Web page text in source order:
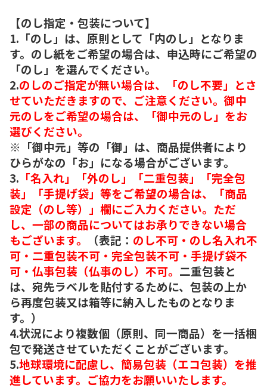
【のし指定・包装について】
1.「のし」は、原則として「内のし」となりま
す。のし紙をご希望の場合は、申込時にご希望の
「のし」を選んでください。
2.のしのご指定が無い場合は、「のし不要」とさ
せていただきますので、ご注意ください。御中
元のしをご希望の場合は、「御中元のし」をお
選びください。
※「御中元」等の「御」は、商品提供者により
ひらがなの「お」になる場合がございます。
3. 「名入れ」「外のし」「二重包装」「完全包
装」「手提げ袋」等をご希望の場合は、「商品
設定（のし等）」欄にご入力ください。ただ
し、一部の商品についてはお承りできない場合
もございます。
（表記： のし不可・のし名入れ不
可・二重包装不可・完全包装不可・手提げ袋不
可・仏事包装（仏事のし）不可。 二重包装と
は、宛先ラベルを貼付するために、包装の上か
ら再度包装又は箱等に納入したものとなりま
す。）
4.状況により複数個（原則、同一商品）を一括梱
包で発送させていただくことがございます。
5.地球環境に配慮し、簡易包装（エコ包装）を推
進しています。ご協力をお願いいたします。